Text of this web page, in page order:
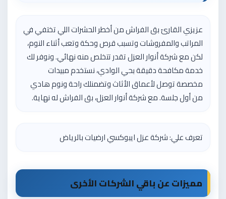
عزيزي القارئ بق الفراش من أخطر الحشرات اللي تختفي في
المراتب والمفروشات وتسبب قرص وحكة وتعب أثناء النوم،
لكن مع شركة أنوار العزل تقدر تتخلص منه نهائي. ونوفر لك
خدمة مكافحة دقيقة بحي الوادي، نستخدم مبيدات
مخصصة توصل لأعماق الأثاث وتضمنلك راحة ونوم هادي
من أول جلسة. مع شركة أنوار العزل، بق الفراش له نهاية.
تعرف علي:شركة عزل ايبوكسي ارضيات بالرياض
مميزات عن باقي الشركات الأخرى